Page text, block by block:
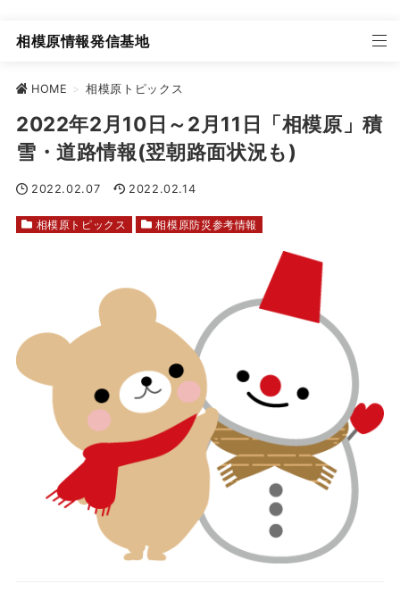
相模原情報発信基地
HOME > 相模原トピックス
2022年2月10日～2月11日「相模原」積
雪・道路情報(翌朝路面状況も)
2022.02.07 2022.02.14
相模原トピックス 相模原防災参考情報